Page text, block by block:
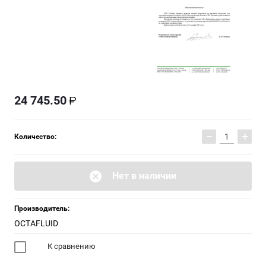
24 745.50
Количество: − +
Нет в наличии
Производитель:
OCTAFLUID
К сравнению